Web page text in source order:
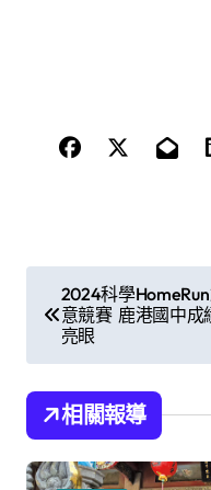
章
導
覽
2024科學
意競賽 鹿港國中成
亮眼
相關報導